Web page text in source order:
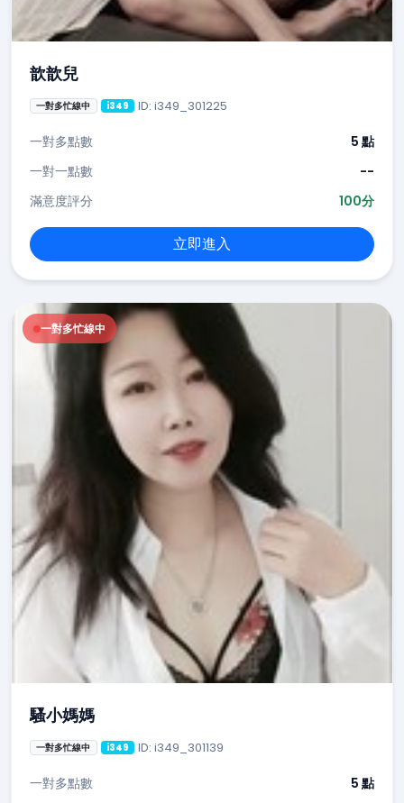
歆歆兒
一對多忙線中 i349 ID: i349_301225
一對多點數
5 點
一對一點數
--
滿意度評分
100分
立即進入
一對多忙線中
騷小媽媽
一對多忙線中 i349 ID: i349_301139
一對多點數 5 點